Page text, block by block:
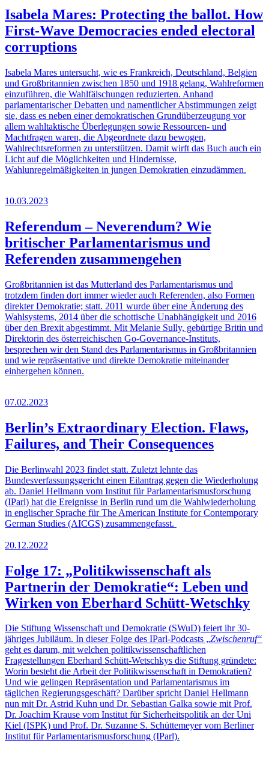
Isabela Mares: Protecting the ballot. How
First-Wave Democracies ended electoral
corruptions
Isabela Mares untersucht, wie es Frankreich, Deutschland, Belgien
und Großbritannien zwischen 1850 und 1918 gelang, Wahlreformen
einzuführen, die Wahlfälschungen reduzierten. Anhand
parlamentarischer Debatten und namentlicher Abstimmungen zeigt
sie, dass es neben einer demokratischen Grundüberzeugung vor
allem wahltaktische Überlegungen sowie Ressourcen- und
Machtfragen waren, die Abgeordnete dazu bewogen,
Wahlrechtsreformen zu unterstützen. Damit wirft das Buch auch ein
Licht auf die Möglichkeiten und Hindernisse,
Wahlunregelmäßigkeiten in jungen Demokratien einzudämmen.
10.03.2023
Referendum – Neverendum? Wie
britischer Parlamentarismus und
Referenden zusammengehen
Großbritannien ist das Mutterland des Parlamentarismus und
trotzdem finden dort immer wieder auch Referenden, also Formen
direkter Demokratie; statt. 2011 wurde über eine Änderung des
Wahlsystems, 2014 über die schottische Unabhängigkeit und 2016
über den Brexit abgestimmt. Mit Melanie Sully, gebürtige Britin und
Direktorin des österreichischen Go-Governance-Instituts,
besprechen wir den Stand des Parlamentarismus in Großbritannien
und wie repräsentative und direkte Demokratie miteinander
einhergehen können.
07.02.2023
Berlin’s Extraordinary Election. Flaws,
Failures, and Their Consequences
Die Berlinwahl 2023 findet statt. Zuletzt lehnte das
Bundesverfassungsgericht einen Eilantrag gegen die Wiederholung
ab. Daniel Hellmann vom Institut für Parlamentarismusforschung
(IParl) hat die Ereignisse in Berlin rund um die Wahlwiederholung
in englischer Sprache für The American Institute for Contemporary
German Studies (AICGS) zusammengefasst.
20.12.2022
Folge 17: „Politikwissenschaft als
Partnerin der Demokratie“: Leben und
Wirken von Eberhard Schütt-Wetschky
Die Stiftung Wissenschaft und Demokratie (SWuD) feiert ihr 30-
jähriges Jubiläum. In dieser Folge des IParl-Podcasts „Zwischenruf“
geht es darum, mit welchen politikwissenschaftlichen
Fragestellungen Eberhard Schütt-Wetschkys die Stiftung gründete:
Worin besteht die Arbeit der Politikwissenschaft in Demokratien?
Und wie gelingen Repräsentation und Parlamentarismus im
täglichen Regierungsgeschäft? Darüber spricht Daniel Hellmann
nun mit Dr. Astrid Kuhn und Dr. Sebastian Galka sowie mit Prof.
Dr. Joachim Krause vom Institut für Sicherheitspolitik an der Uni
Kiel (ISPK) und Prof. Dr. Suzanne S. Schüttemeyer vom Berliner
Institut für Parlamentarismusforschung (IParl).